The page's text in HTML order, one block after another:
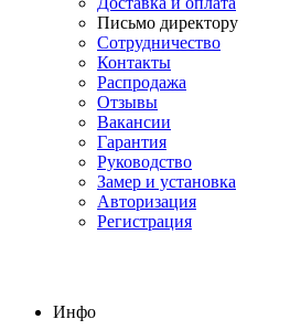
Письмо директору
Сотрудничество
Контакты
Распродажа
Отзывы
Вакансии
Гарантия
Руководство
Замер и установка
Авторизация
Регистрация
Инфо